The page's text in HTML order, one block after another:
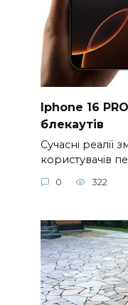
Iphone 16
блекаутів
Сучасні реалії
користувачів
0 322